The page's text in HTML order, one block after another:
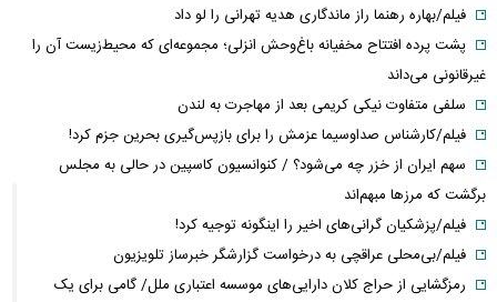
فیلم/بهاره رهنما راز ماندگاری هدیه تهرانی را لو داد
پشت پرده افتتاح مخفیانه باغ‌وحش انزلی؛ مجموعه‌ای که محیط‌زیست آن را
غیرقانونی می‌داند
سلفی متفاوت نیکی کریمی بعد از مهاجرت به لندن
فیلم/کارشناس صداوسیما عزمش را برای بازپس‌گیری بحرین جزم کرد!
سهم ایران از خزر چه می‌شود؟ / کنوانسیون کاسپین در حالی به مجلس
برگشت که مرزها مبهم‌اند
فیلم/پزشکیان گرانی‌های اخیر را اینگونه توجیه کرد!
فیلم/بی‌محلی عراقچی به درخواست گزارشگر خبرساز تلویزیون
رمزگشایی از حراج کلان دارایی‌های موسسه اعتباری ملل/ گامی برای یک